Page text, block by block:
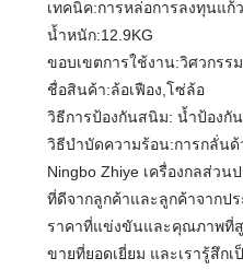
เทคนิค:การหล่อการลงทุนแก้
น้ำหนัก:12.9KG
ขอบเขตการใช้งาน:วิศวกรรม
ชื่อสินค้า:ล้อเฟือง,โซ่ล้อ
วิธีการป้องกันสนิม: น้ำป้องกั
วิธีบำบัดความร้อน:การกลั่นด้
Ningbo Zhiye เครื่องกลส่วน
ที่ดีจากลูกค้าและลูกค้าจากป
ราคาที่แข่งขันและคุณภาพที่
ขายที่ยอดเยี่ยม และเรารู้สึกเ